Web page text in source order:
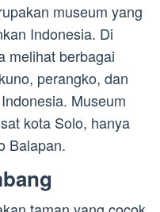
museum yang
Indonesia. Di
melihat berbagai
perangko, dan
Museum
kota Solo, hanya
Balapan.